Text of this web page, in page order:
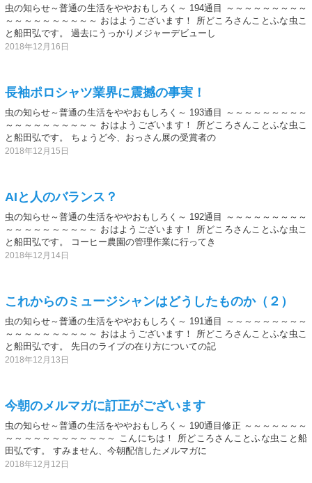
虫の知らせ～普通の生活をややおもしろく～ 194通目 ～～～～～～～～～
～～～～～～～～～～ おはようございます！ 所どころさんことふな虫こ
と船田弘です。 過去にうっかりメジャーデビューし
2018年12月16日
長袖ポロシャツ業界に震撼の事実！
虫の知らせ～普通の生活をややおもしろく～ 193通目 ～～～～～～～～～
～～～～～～～～～～ おはようございます！ 所どころさんことふな虫こ
と船田弘です。 ちょうど今、おっさん展の受賞者の
2018年12月15日
AIと人のバランス？
虫の知らせ～普通の生活をややおもしろく～ 192通目 ～～～～～～～～～
～～～～～～～～～～ おはようございます！ 所どころさんことふな虫こ
と船田弘です。 コーヒー農園の管理作業に行ってき
2018年12月14日
これからのミュージシャンはどうしたものか（２）
虫の知らせ～普通の生活をややおもしろく～ 191通目 ～～～～～～～～～
～～～～～～～～～～ おはようございます！ 所どころさんことふな虫こ
と船田弘です。 先日のライブの在り方についての記
2018年12月13日
今朝のメルマガに訂正がございます
虫の知らせ～普通の生活をややおもしろく～ 190通目修正 ～～～～～～～
～～～～～～～～～～～～ こんにちは！ 所どころさんことふな虫こと船
田弘です。 すみません、今朝配信したメルマガに
2018年12月12日